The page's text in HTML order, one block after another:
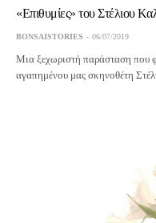
«Επιθυμίες» του Στέλιου
BONSAISTORIES 06/07/2019
Μια ξεχωριστή παράσταση που
αγαπημένου μας σκηνοθέτη